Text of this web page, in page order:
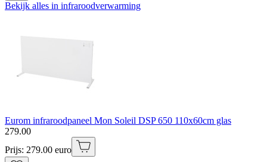
Bekijk alles in infraroodverwarming
Eurom infraroodpaneel Mon Soleil DSP 650 110x60cm glas
279.00
Prijs: 279.00 euro